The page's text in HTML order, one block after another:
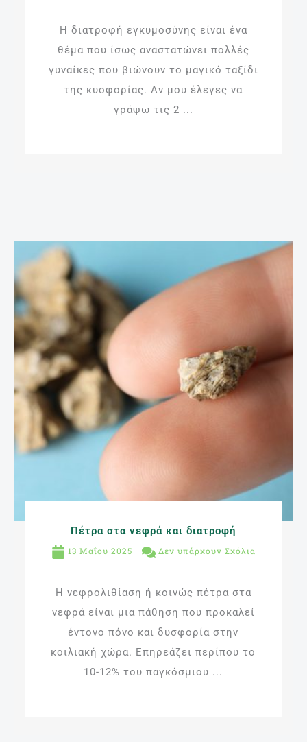
Η διατροφή εγκυμοσύνης είναι ένα
θέμα που ίσως αναστατώνει πολλές
γυναίκες που βιώνουν το μαγικό ταξίδι
της κυοφορίας. Αν μου έλεγες να
γράψω τις 2 ...
Πέτρα στα νεφρά και διατροφή
13 Μαΐου 2025 Δεν υπάρχουν Σχόλια
Η νεφρολιθίαση ή κοινώς πέτρα στα
νεφρά είναι μια πάθηση που προκαλεί
έντονο πόνο και δυσφορία στην
κοιλιακή χώρα. Επηρεάζει περίπου το
10-12% του παγκόσμιου ...